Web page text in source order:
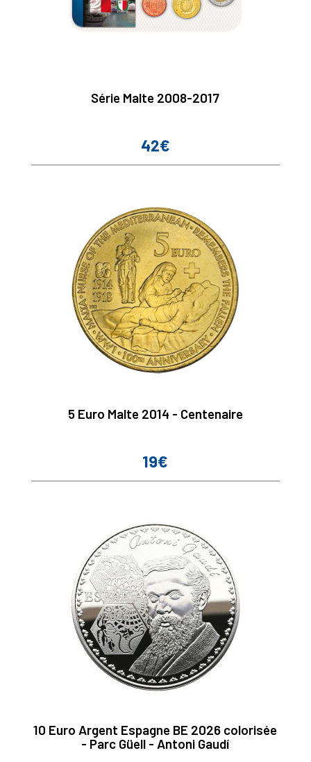
Série Malte 2008-2017
Prix
42€
5 Euro Malte 2014 - Centenaire
Prix
19€
10 Euro Argent Espagne BE 2026 colorisée
- Parc Güell - Antoni Gaudí